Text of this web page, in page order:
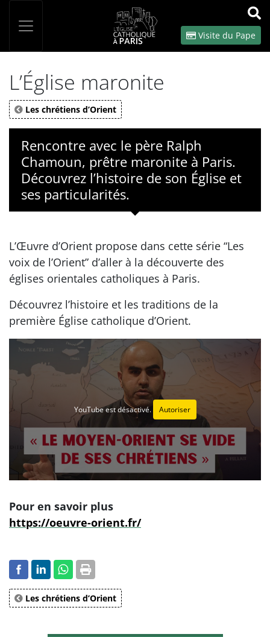
OK
Visite du Pape
L’Église maronite
Les chrétiens d’Orient
Rencontre avec le père Ralph
Chamoun, prêtre maronite à Paris.
Découvrez l’histoire de son Église et
ses particularités.
L’Œuvre d’Orient propose dans cette série “Les
voix de l’Orient” d’aller à la découverte des
églises orientales catholiques à Paris.
Découvrez l’histoire et les traditions de la
première Église catholique d’Orient.
YouTube est désactivé. Autoriser
Pour en savoir plus
https://oeuvre-orient.fr/
Les chrétiens d’Orient
Panneau de gestion des cookies